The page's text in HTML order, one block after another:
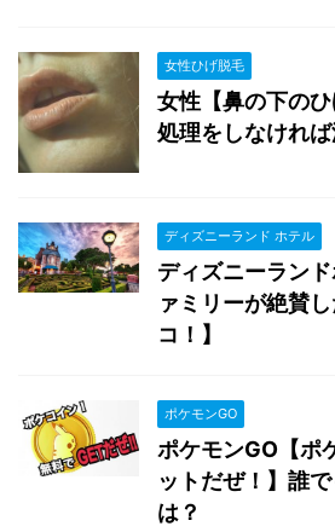
女性ひげ脱毛
女性【鼻の下の
処理をしなけれ
ディズニーランド ホテル
ディズニーラン
ァミリーが絶賛
コ！】
ポケモンGO
ポケモンGO【ポ
ットだぜ！】誰
は？